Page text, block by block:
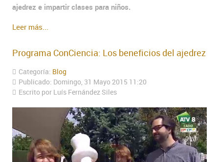
ajedrez e impartir clases para niños.
Leer más...
Programa ConCiencia: Los beneficios del ajedrez
Categoría: Blog
Publicado: Domingo, 31 Mayo 2015 11:20
Escrito por Luís Fernández Siles